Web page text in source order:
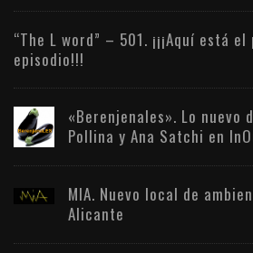
“The L word” – 501. ¡¡¡Aquí está
episodio!!!
«Berenjenales». Lo nuevo
Pollina y Ana Satchi en
MIA. Nuevo local de
Alicante